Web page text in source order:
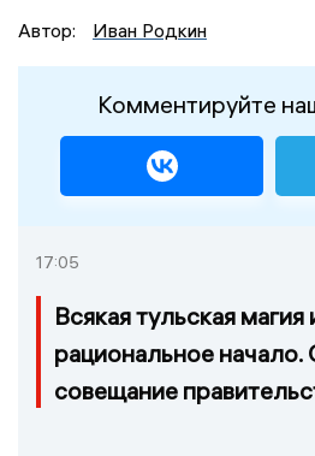
Автор:
Иван Родкин
Комментируйте
17:05
Всякая тульская магия
рациональное начало.
совещание